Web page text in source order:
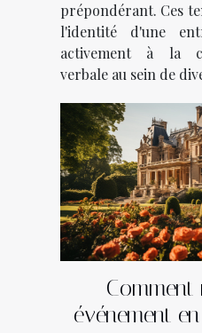
prépondérant. Ces
l'identité d'une
activement à la
verbale au sein de
événement